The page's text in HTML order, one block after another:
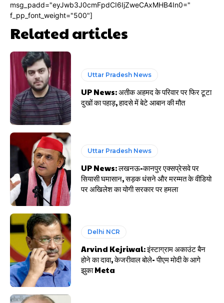
msg_padd="eyJwb3J0cmFpdCI6IjZweCAxMHB4In0="
f_pp_font_weight="500"]
Related articles
Uttar Pradesh News
UP News: अतीक अहमद के परिवार पर फिर टूटा
दुखों का पहाड़, हादसे में बेटे आबान की मौत
Uttar Pradesh News
UP News: लखनऊ-कानपुर एक्सप्रेसवे पर
सियासी घमासान, सड़क धंसने और मरम्मत के वीडियो
पर अखिलेश का योगी सरकार पर हमला
Delhi NCR
Arvind Kejriwal: इंस्टाग्राम अकाउंट बैन
होने का दावा, केजरीवाल बोले- पीएम मोदी के आगे
झुका Meta